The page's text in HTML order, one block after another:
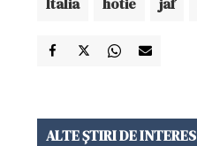
ALTE ȘTIRI DE INTERES